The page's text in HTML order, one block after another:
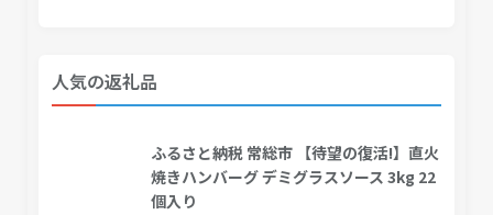
人気の返礼品
ふるさと納税 常総市 【待望の復活!】直火
焼きハンバーグ デミグラスソース 3kg 22
個入り